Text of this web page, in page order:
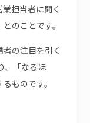
担当者に聞く
とのことです。
の注目を引く
、「なるほ
ものです。